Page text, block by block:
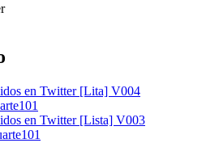
en Twitter [Lita] V004
en Twitter [Lista] V003